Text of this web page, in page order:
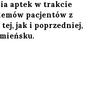
aptek w trakcie
pacjentów z
jak i poprzedniej,